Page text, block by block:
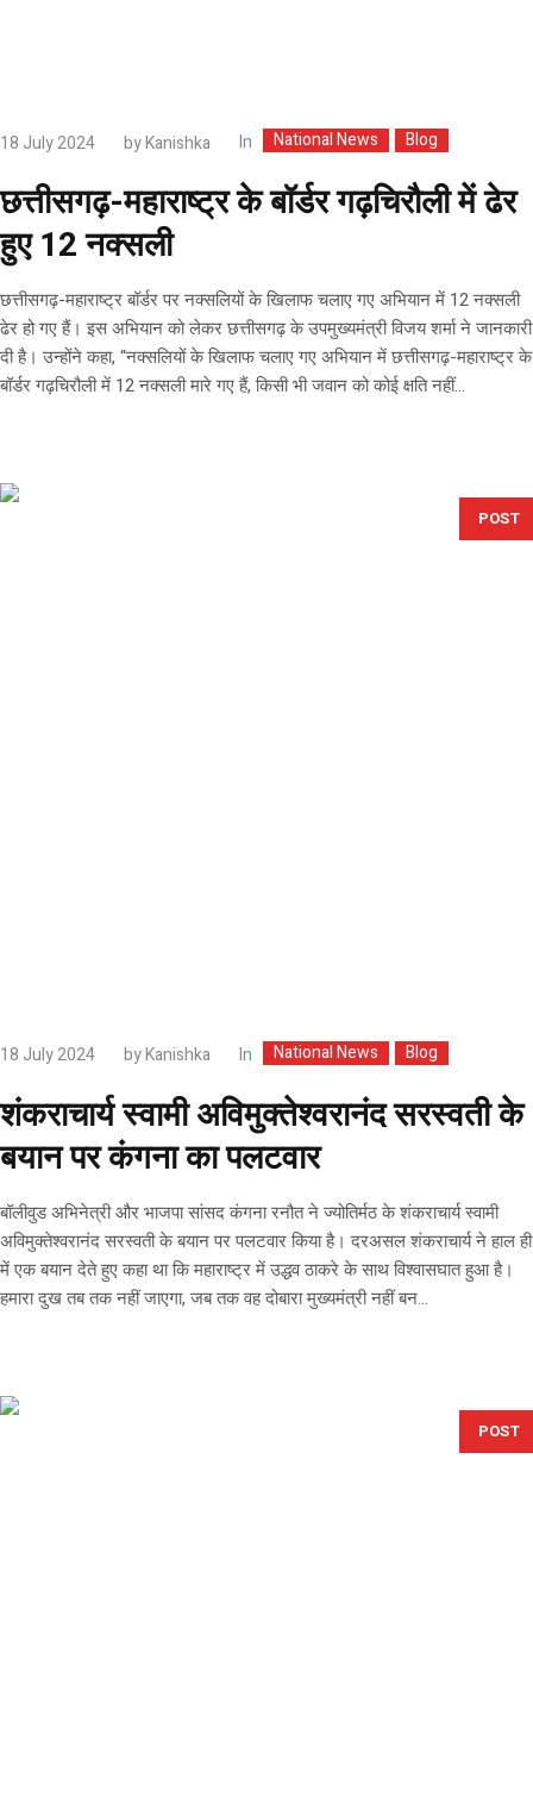
18 July 2024 byKanishka In National News Blog
छत्तीसगढ़-महाराष्ट्र के बॉर्डर गढ़चिरौली में ढेर
हुए 12 नक्सली
छत्तीसगढ़-महाराष्ट्र बॉर्डर पर नक्सलियों के खिलाफ चलाए गए अभियान में 12 नक्सली
ढेर हो गए हैं। इस अभियान को लेकर छत्तीसगढ़ के उपमुख्यमंत्री विजय शर्मा ने जानकारी
दी है। उन्होंने कहा, “नक्सलियों के खिलाफ चलाए गए अभियान में छत्तीसगढ़-महाराष्ट्र के
बॉर्डर गढ़चिरौली में 12 नक्सली मारे गए हैं, किसी भी जवान को कोई क्षति नहीं...
POST
18 July 2024 byKanishka In National News Blog
शंकराचार्य स्वामी अविमुक्तेश्वरानंद सरस्वती के
बयान पर कंगना का पलटवार
बॉलीवुड अभिनेत्री और भाजपा सांसद कंगना रनौत ने ज्योतिर्मठ के शंकराचार्य स्वामी
अविमुक्तेश्वरानंद सरस्वती के बयान पर पलटवार किया है। दरअसल शंकराचार्य ने हाल ही
में एक बयान देते हुए कहा था कि महाराष्ट्र में उद्धव ठाकरे के साथ विश्वासघात हुआ है।
हमारा दुख तब तक नहीं जाएगा, जब तक वह दोबारा मुख्यमंत्री नहीं बन...
POST